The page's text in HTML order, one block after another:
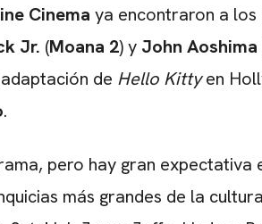
Cinema ya encontraron a
Jr. (Moana 2) y John Aoshima
de Hello Kittyen
.
pero hay gran expectativa
más grandes de la